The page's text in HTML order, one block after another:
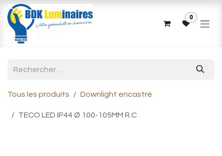
Se rendre au contenu
0
Tous les produits Downlight encastré
TECO LED IP44 Ø 100-105MM R.C